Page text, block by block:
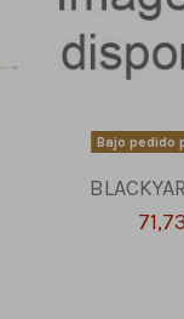
Bajo pedido